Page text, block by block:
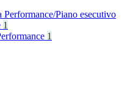
Performance/Piano esecutivo
1
1